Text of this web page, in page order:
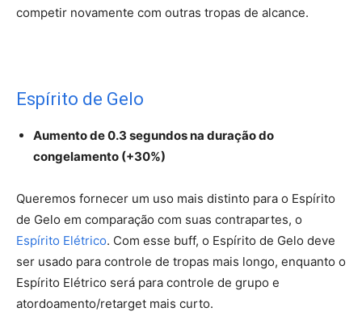
competir novamente com outras tropas de alcance.
Espírito de Gelo
Aumento de 0.3 segundos na duração do
congelamento (+30%)
Queremos fornecer um uso mais distinto para o Espírito
de Gelo em comparação com suas contrapartes, o
Espírito Elétrico. Com esse buff, o Espírito de Gelo deve
ser usado para controle de tropas mais longo, enquanto o
Espírito Elétrico será para controle de grupo e
atordoamento/retarget mais curto.